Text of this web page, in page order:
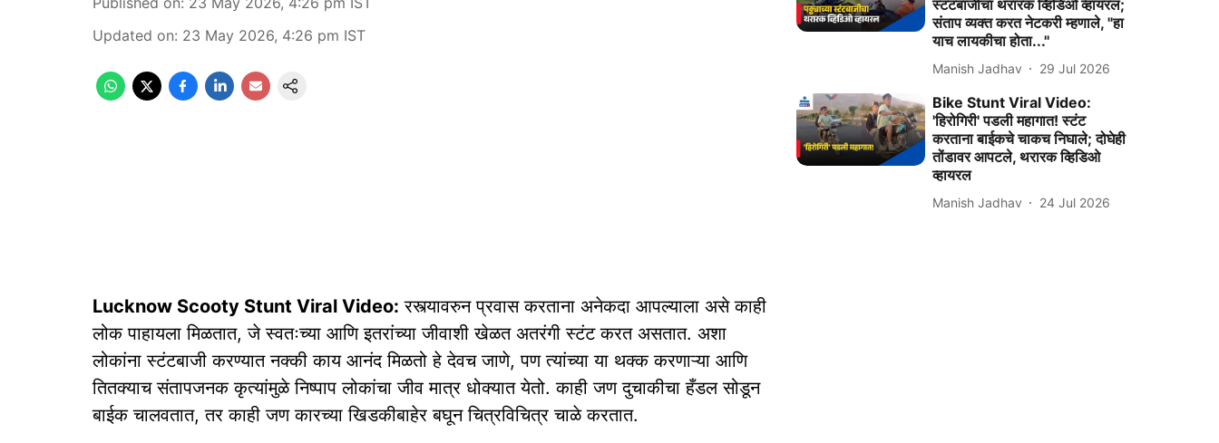
Updated on: 23 May 2026, 4:26 pm IST
Lucknow Scooty Stunt Viral Video: रस्त्यावरुन प्रवास करताना अनेकदा आपल्याला असे काही
लोक पाहायला मिळतात, जे स्वतःच्या आणि इतरांच्या जीवाशी खेळत अतरंगी स्टंट करत असतात. अशा
लोकांना स्टंटबाजी करण्यात नक्की काय आनंद मिळतो हे देवच जाणे, पण त्यांच्या या थक्क करणाऱ्या आणि
तितक्याच संतापजनक कृत्यांमुळे निष्पाप लोकांचा जीव मात्र धोक्यात येतो. काही जण दुचाकीचा हँडल सोडून
बाईक चालवतात, तर काही जण कारच्या खिडकीबाहेर बघून चित्रविचित्र चाळे करतात.
स्टंटबाजीचा थरारक व्हिडिओ व्हायरल;
संताप व्यक्त करत नेटकरी म्हणाले, "हा
याच लायकीचा होता...''
Manish Jadhav 29 Jul 2026
Bike Stunt Viral Video:
'हिरोगिरी' पडली महागात! स्टंट
करताना बाईकचे चाकच निघाले; दोघेही
तोंडावर आपटले, थरारक व्हिडिओ
व्हायरल
Manish Jadhav 24 Jul 2026